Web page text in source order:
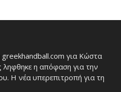
greekhandball.com για Κώστα
ληφθηκε η απόφαση για την
Η νέα υπερεπιτροπή για τη